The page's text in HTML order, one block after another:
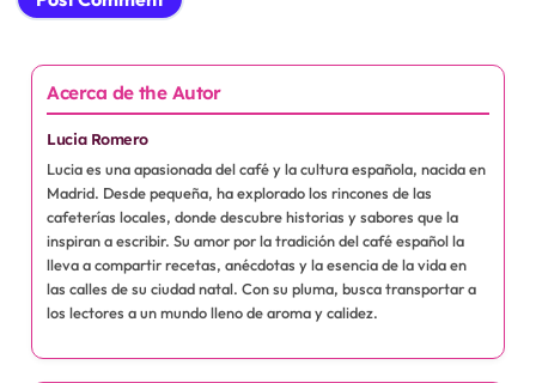
Acerca de the Autor
Lucia Romero
Lucia es una apasionada del café y la cultura española, nacida en
Madrid. Desde pequeña, ha explorado los rincones de las
cafeterías locales, donde descubre historias y sabores que la
inspiran a escribir. Su amor por la tradición del café español la
lleva a compartir recetas, anécdotas y la esencia de la vida en
las calles de su ciudad natal. Con su pluma, busca transportar a
los lectores a un mundo lleno de aroma y calidez.